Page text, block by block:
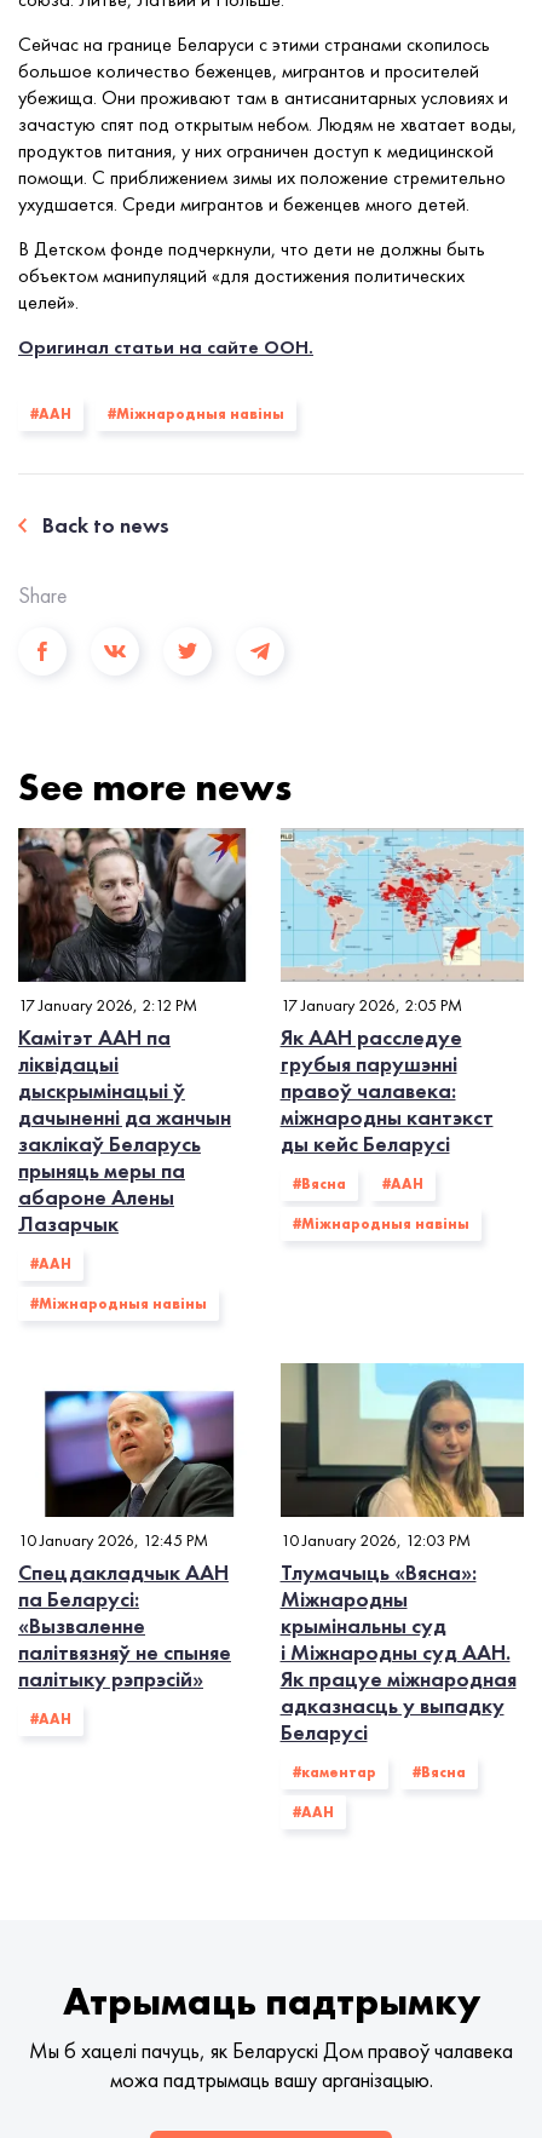
Сейчас на границе Беларуси с этими странами скопилось
большое количество беженцев, мигрантов и просителей
убежища. Они проживают там в антисанитарных условиях и
зачастую спят под открытым небом. Людям не хватает воды,
продуктов питания, у них ограничен доступ к медицинской
помощи. С приближением зимы их положение стремительно
ухудшается. Среди мигрантов и беженцев много детей.
В Детском фонде подчеркнули, что дети не должны быть
объектом манипуляций «для достижения политических
целей».
Оригинал статьи на сайте ООН.
#ААН #Міжнародныя навіны
Back to news
Share
See more news
17 January 2026, 2:12 PM
Камітэт ААН па
ліквідацыі
дыскрымінацыі ў
дачыненні да жанчын
заклікаў Беларусь
прыняць меры па
абароне Алены
Лазарчык
#ААН
#Міжнародныя навіны
17 January 2026, 2:05 PM
Як ААН расследуе
грубыя парушэнні
правоў чалавека:
міжнародны кантэкст
ды кейс Беларусі
#Вясна #ААН
#Міжнародныя навіны
10 January 2026, 12:45 PM
Спецдакладчык ААН
па Беларусі:
«Вызваленне
палітвязняў не спыняе
палітыку рэпрэсій»
#ААН
10 January 2026, 12:03 PM
Тлумачыць «Вясна»:
Міжнародны
крымінальны суд
і Міжнародны суд ААН.
Як працуе міжнародная
адказнасць у выпадку
Беларусі
#каментар #Вясна
#ААН
Атрымаць падтрымку
Мы б хацелі пачуць, як Беларускі Дом правоў чалавека
можа падтрымаць вашу арганізацыю.